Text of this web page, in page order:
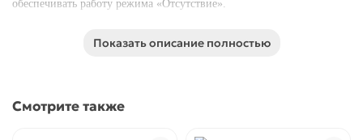
обеспечивать работу режима «Отсутствие».
Особенности Aqara D100:
Показать описание полностью
Смотрите также